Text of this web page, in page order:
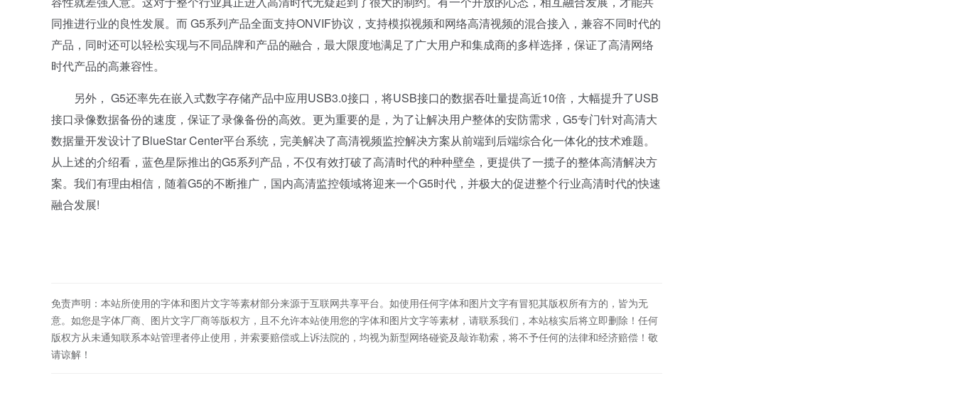
同推进行业的良性发展。而 G5系列产品全面支持ONVIF协议，支持模拟视频和网络高清视频的混合接入，兼容不同时代的
产品，同时还可以轻松实现与不同品牌和产品的融合，最大限度地满足了广大用户和集成商的多样选择，保证了高清网络
时代产品的高兼容性。
另外， G5还率先在嵌入式数字存储产品中应用USB3.0接口，将USB接口的数据吞吐量提高近10倍，大幅提升了USB
接口录像数据备份的速度，保证了录像备份的高效。更为重要的是，为了让解决用户整体的安防需求，G5专门针对高清大
数据量开发设计了BlueStar Center平台系统，完美解决了高清视频监控解决方案从前端到后端综合化一体化的技术难题。
从上述的介绍看，蓝色星际推出的G5系列产品，不仅有效打破了高清时代的种种壁垒，更提供了一揽子的整体高清解决方
案。我们有理由相信，随着G5的不断推广，国内高清监控领域将迎来一个G5时代，并极大的促进整个行业高清时代的快速
融合发展!
免责声明：本站所使用的字体和图片文字等素材部分来源于互联网共享平台。如使用任何字体和图片文字有冒犯其版权所有方的，皆为无
意。如您是字体厂商、图片文字厂商等版权方，且不允许本站使用您的字体和图片文字等素材，请联系我们，本站核实后将立即删除！任何
版权方从未通知联系本站管理者停止使用，并索要赔偿或上诉法院的，均视为新型网络碰瓷及敲诈勒索，将不予任何的法律和经济赔偿！敬
请谅解！